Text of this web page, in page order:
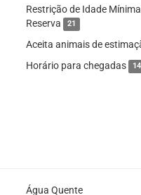
Restrição de Idade
Reserva
21
Aceita animais de
Horário para chegadas
Água Quente